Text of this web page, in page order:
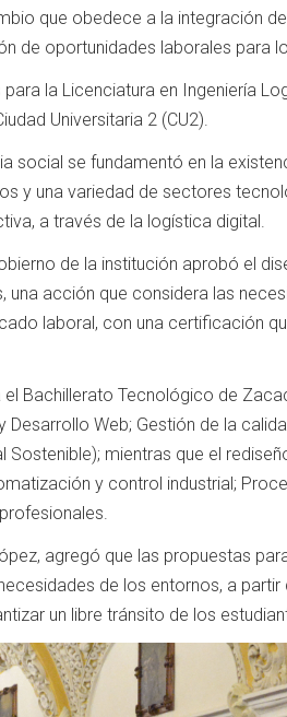
que obedece a la integración
de oportunidades laborales para
la Licenciatura en Ingeniería
Universitaria 2 (CU2).
social se fundamentó en la
y una variedad de sectores
a través de la logística digital.
de la institución aprobó el
acción que considera las
laboral, con una certificación
Bachillerato Tecnológico de
Web; Gestión de la
mientras que el
y control industrial;
agregó que las propuestas
de los entornos, a
un libre tránsito de los